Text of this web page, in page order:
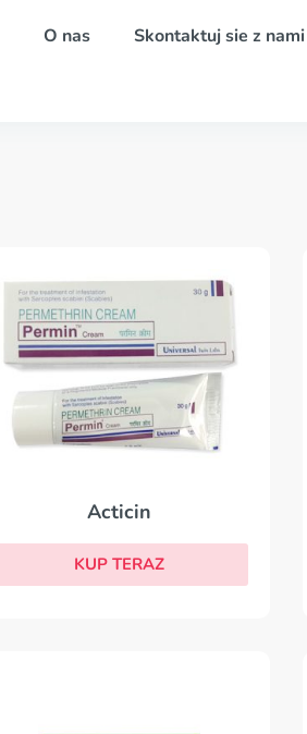
O nas Skontaktuj sie z nami
Acticin
KUP TERAZ